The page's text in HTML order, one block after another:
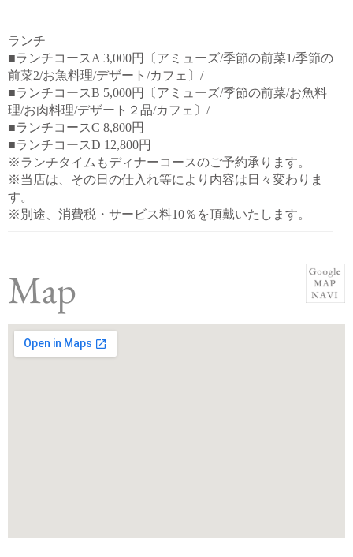
ランチ
■ランチコースA 3,000円〔アミューズ/季節の前菜1/季節の
前菜2/お魚料理/デザート/カフェ〕/
■ランチコースB 5,000円〔アミューズ/季節の前菜/お魚料
理/お肉料理/デザート２品/カフェ〕/
■ランチコースC 8,800円
■ランチコースD 12,800円
※ランチタイムもディナーコースのご予約承ります。
※当店は、その日の仕入れ等により内容は日々変わりま
す。
※別途、消費税・サービス料10％を頂戴いたします。
Map